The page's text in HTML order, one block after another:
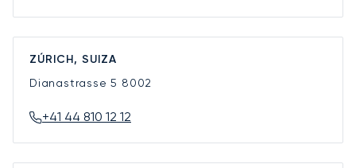
ZÚRICH, SUIZA
Dianastrasse 5 8002
+41 44 810 12 12